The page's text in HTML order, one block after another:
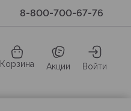
8-800-700-67-76
Корзина Акции Войти